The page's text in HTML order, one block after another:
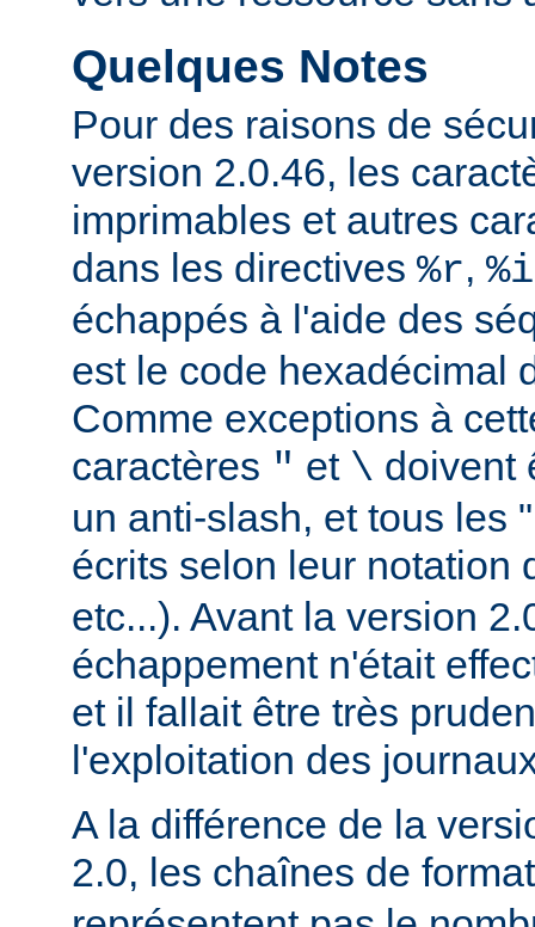
Quelques Notes
Pour des raisons de
version 2.0.46, les
imprimables et autres
dans les directives %r, %i
échappés à l'aide des
est le code hexadécimal
Comme exceptions à
caractères " et \ doivent
un anti-slash, et tous les
écrits selon leur notation
etc...). Avant la version
échappement n'était
et il fallait être très
l'exploitation des
A la différence de la
2.0, les chaînes de